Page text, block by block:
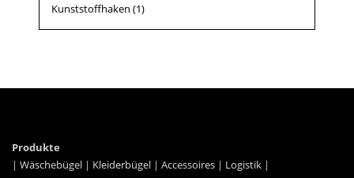
Kunststoffhaken (1)
Produkte
| Wäschebügel | Kleiderbügel | Accessoires | Logistik |